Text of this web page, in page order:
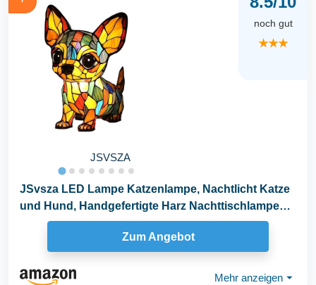
JSVSZA
noch gut
★★★
JSvsza LED Lampe Katzenlampe, Nachtlicht Katze
und Hund, Handgefertigte Harz Nachttischlampe
Zum Angebot
Mehr anzeigen ⏷